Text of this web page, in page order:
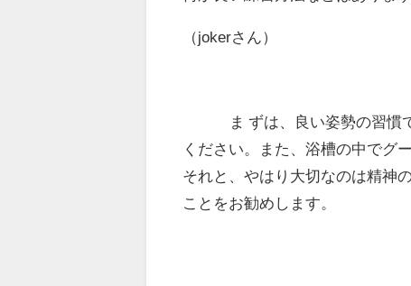
（jokerさん）
ま ずは、良い姿勢の習慣
ください。また、浴槽の中でグ
それと、やはり大切なのは精神
ことをお勧めします。